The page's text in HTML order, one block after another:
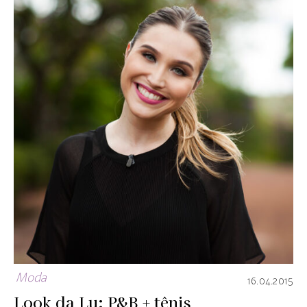
Moda 16.04.2015